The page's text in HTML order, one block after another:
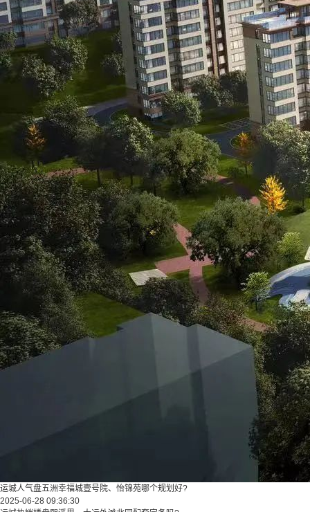
运城人气盘五洲幸福城壹号院、怡锦苑哪个规划好?
2025-06-28 09:36:30